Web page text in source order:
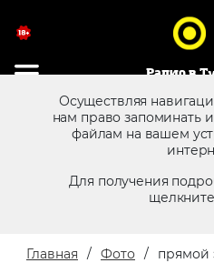
Радио в
Осуществляя
нам право запоминать
файлам на вашем
Для получения
щелкните
8 (4872) 250 470
Главная Фото